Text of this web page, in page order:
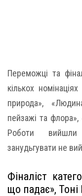
Переможці та
кількох
природа»,
пейзажі та
Роботи вийшли
занудьгувати не
Фіналіст
що падає», Тоні